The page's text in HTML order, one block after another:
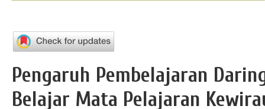
Pengaruh Pembelajaran
Belajar Mata Pelajaran